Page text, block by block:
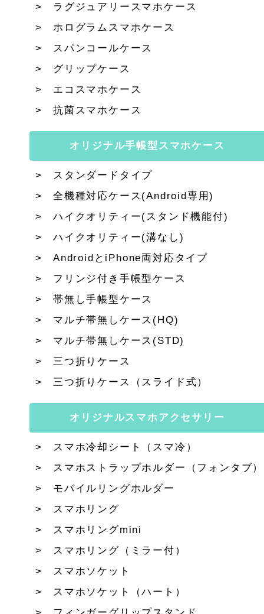
ラグジュアリースマホケース
ホログラムスマホケース
スパンコールケース
グリップケース
エコスマホケース
抗菌スマホケース
オリジナル手帳型スマホケース
スタンダードタイプ
全機種対応ケース(Android専用)
ハイクオリティー(スタンド機能付)
ハイクオリティー(溝なし)
AndroidとiPhone両対応タイプ
フリンジ付き手帳型ケース
帯無し手帳型ケース
マルチ帯無しケース(HQ)
マルチ帯無しケース(STD)
三つ折りケース
三つ折りケース（スライド式）
オリジナルスマホアクセサリー
スマホ冷却シート（スマ冷）
スマホストラップホルダー（フォンタブ）
モバイルリングホルダー
スマホリング
スマホリングmini
スマホリング（ミラー付）
スマホソケット
スマホソケット（ハート）